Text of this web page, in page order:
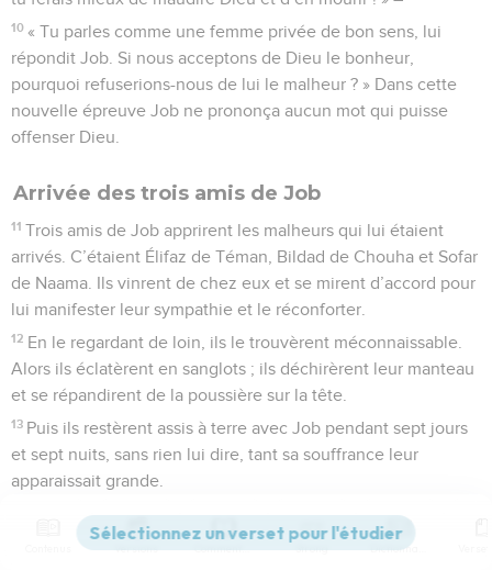
10 « Tu parles comme une femme privée de bon sens, lui
répondit Job. Si nous acceptons de Dieu le bonheur,
pourquoi refuserions-nous de lui le malheur ? » Dans cette
nouvelle épreuve Job ne prononça aucun mot qui puisse
offenser Dieu.
Arrivée des trois amis de Job
11 Trois amis de Job apprirent les malheurs qui lui étaient
arrivés. C’étaient Élifaz de Téman, Bildad de Chouha et Sofar
de Naama. Ils vinrent de chez eux et se mirent d’accord pour
lui manifester leur sympathie et le réconforter.
12 En le regardant de loin, ils le trouvèrent méconnaissable.
Alors ils éclatèrent en sanglots ; ils déchirèrent leur manteau
et se répandirent de la poussière sur la tête.
13 Puis ils restèrent assis à terre avec Job pendant sept jours
et sept nuits, sans rien lui dire, tant sa souffrance leur
apparaissait grande.
© Société biblique française – Bibli’O, 1997, avec autorisation. Pour vous procurer
une Bible imprimée, rendez-vous sur www.editionsbiblio.fr
Versions Commentaires Strong